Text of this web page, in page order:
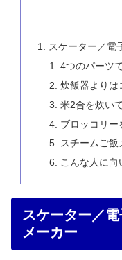
スケーター／電
4つのパーツ
炊飯器よりは
米2合を炊い
ブロッコリー
スチームご飯
こんな人に向
スケーター／
メーカー